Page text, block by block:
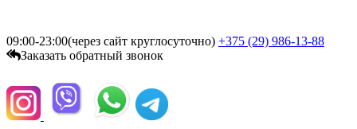
09:00-23:00(через сайт круглосуточно) +375 (29) 986-13-88
Заказать обратный звонок